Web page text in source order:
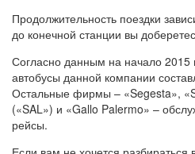
Продолжительность поездки
до конечной станции вы
Согласно данным на начало 2015
автобусы данной компании
Остальные фирмы – «Segesta»,
(«SAL») и «Gallo Palermo» –
рейсы.